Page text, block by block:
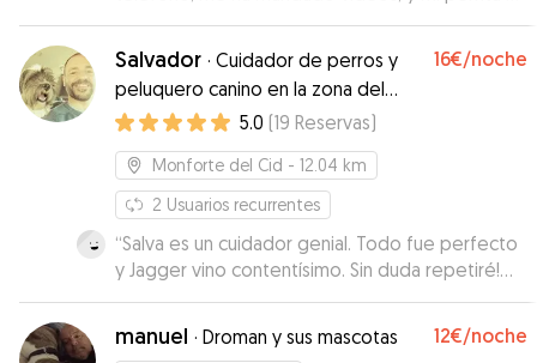
he estado encantada al aire libre, con muchos
mimos y en compañía de sus perritos que son
encantadores”
Salvador · Cuidador de perros y
peluquero canino en la zona del
Vinalopó
16€/noche
5.0 (19 Reservas)
Monforte del Cid - 12.04 km
2 Usuarios recurrentes
“Salva es un cuidador genial. Todo fue perfecto
y Jagger vino contentísimo. Sin duda repetiré!
Muy recomendado.”
manuel · Droman y sus mascotas 12€/noche